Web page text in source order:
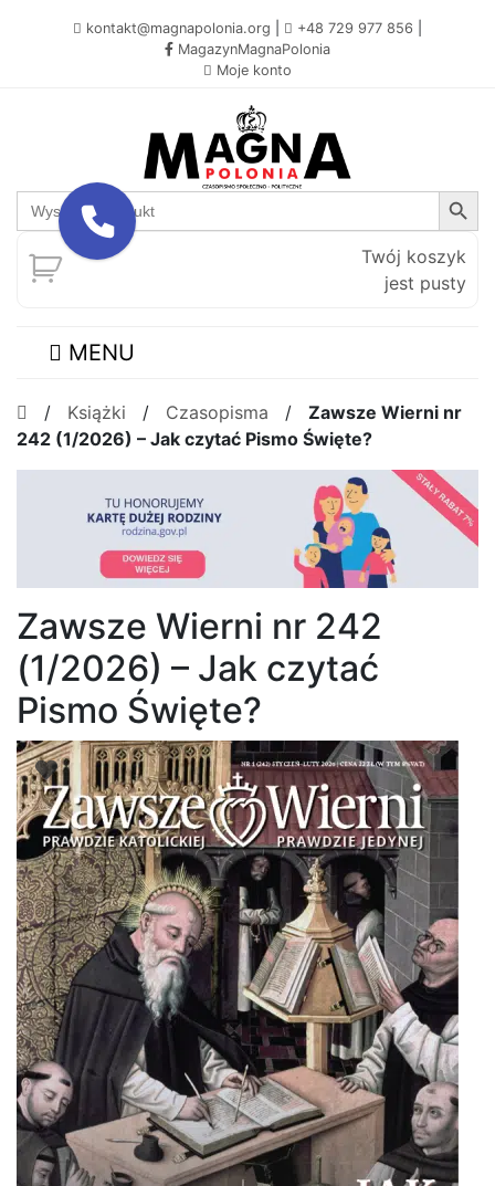
kontakt@magnapolonia.org +48 729 977 856
MagazynMagnaPolonia
Moje konto
Search
for:
Search Button
Twój koszyk
jest pusty
MENU
/ Książki / Czasopisma / Zawsze Wierni nr
242 (1/2026) – Jak czytać Pismo Święte?
Zawsze Wierni nr 242
(1/2026) – Jak czytać
Pismo Święte?